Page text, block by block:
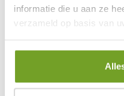
informatie die u aan ze
verzameld op basis van
Kan ik mijn hond
Wat zijn de in-